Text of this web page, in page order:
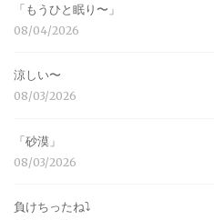
「もうひと眠り〜」
08/04/2026
涼しい〜
08/03/2026
「砂漠」
08/03/2026
負けちったね⤵︎